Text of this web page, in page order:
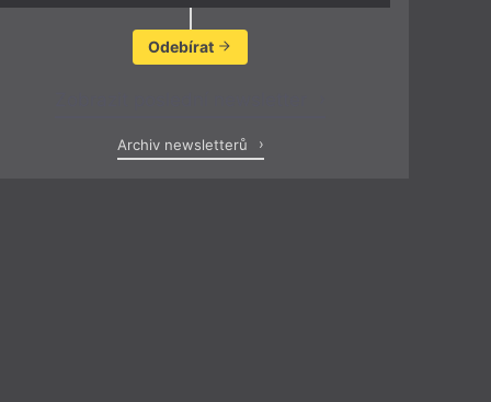
Odebírat
Archiv newsletterů